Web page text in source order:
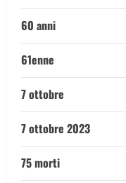
60 anni
61enne
7 ottobre
7 ottobre 2023
75 morti